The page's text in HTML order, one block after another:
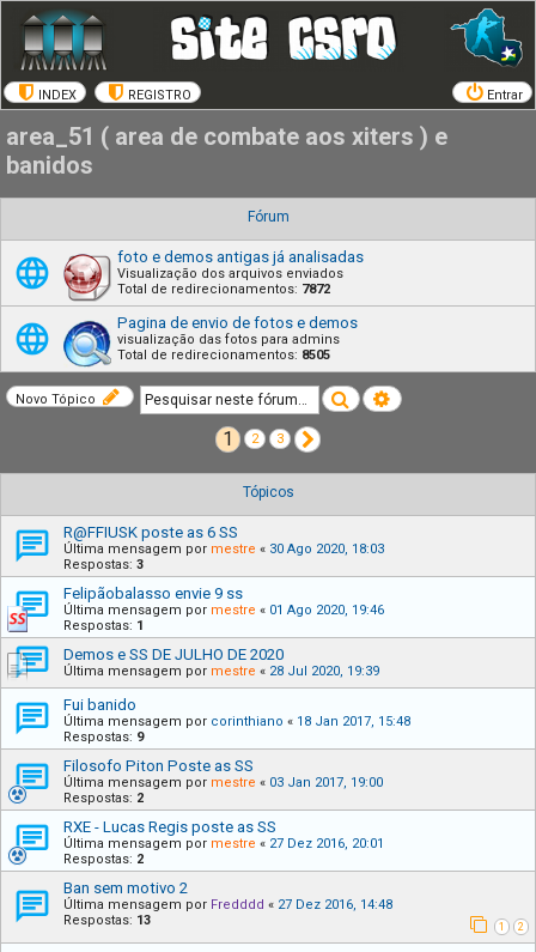
INDEX REGISTRO Entrar
area_51 ( area de combate aos xiters ) e
banidos
Fórum
foto e demos antigas já analisadas
Visualização dos arquivos enviados
Total de redirecionamentos: 7872
Pagina de envio de fotos e demos
visualização das fotos para admins
Total de redirecionamentos: 8505
Novo Tópico PesquisarPesquisa avançada
1 2 3
Tópicos
R@FFIUSK poste as 6 SS
Última mensagem por mestre « 30 Ago 2020, 18:03
Respostas: 3
Felipãobalasso envie 9 ss
Última mensagem por mestre « 01 Ago 2020, 19:46
Respostas: 1
Demos e SS DE JULHO DE 2020
Última mensagem por mestre « 28 Jul 2020, 19:39
Fui banido
Última mensagem por corinthiano « 18 Jan 2017, 15:48
Respostas: 9
Filosofo Piton Poste as SS
Última mensagem por mestre « 03 Jan 2017, 19:00
Respostas: 2
RXE - Lucas Regis poste as SS
Última mensagem por mestre « 27 Dez 2016, 20:01
Respostas: 2
Ban sem motivo 2
Última mensagem por Fredddd « 27 Dez 2016, 14:48
Respostas: 13 1 2